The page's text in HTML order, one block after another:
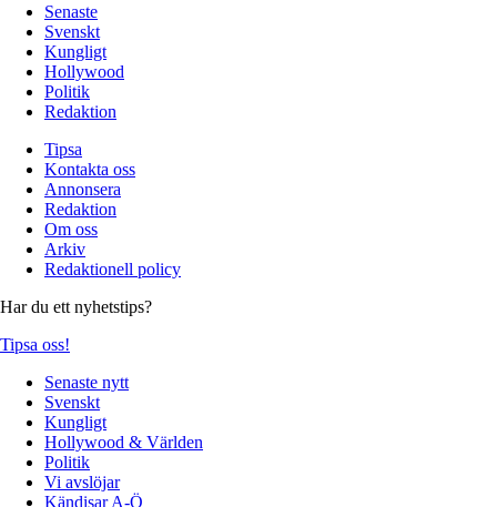
Senaste
Svenskt
Kungligt
Hollywood
Politik
Redaktion
Tipsa
Kontakta oss
Annonsera
Redaktion
Om oss
Arkiv
Redaktionell policy
Har du ett nyhetstips?
Tipsa oss!
Senaste nytt
Svenskt
Kungligt
Hollywood & Världen
Politik
Vi avslöjar
Kändisar A-Ö